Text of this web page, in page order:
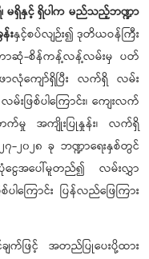
မရှိနှင့် ရှိပါက မည်သည့်ဘဏ္ဍာ
းနှင့်စပ်လျဉ်း၍ ဒုတိယဝန်ကြီး
ဆုံ-စိန်ကန့်လန့်လမ်းမှ ပတ်
လုံကျော်ရှိပြီး လက်ရှိ လမ်း
ဖြစ်ပါကြောင်း၊ ကျေးလက်
က်မှု အကျိုးပြုနှုန်း၊ လက်ရှိ
၇-၂၀၂၈ ခု ဘဏ္ဍာရေးနှစ်တွင်
န်ပုံငွေအပေါ်မူတည်၍ လမ်းလွှာ
ြောင်း ပြန်လည်ဖြေကြား
က်ဖြင့် အတည်ပြုပေးပို့ထား